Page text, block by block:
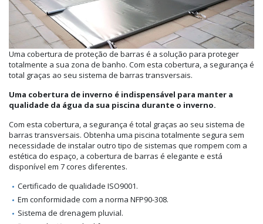
Uma cobertura de proteção de barras é a solução para proteger
totalmente a sua zona de banho. Com esta cobertura, a segurança é
total graças ao seu sistema de barras transversais.
Uma cobertura de inverno é indispensável para manter a
qualidade da água da sua piscina durante o inverno.
Com esta cobertura, a segurança é total graças ao seu sistema de
barras transversais. Obtenha uma piscina totalmente segura sem
necessidade de instalar outro tipo de sistemas que rompem com a
estética do espaço, a cobertura de barras é elegante e está
disponível em 7 cores diferentes.
Certificado de qualidade ISO9001.
Em conformidade com a norma NFP90-308.
Sistema de drenagem pluvial.